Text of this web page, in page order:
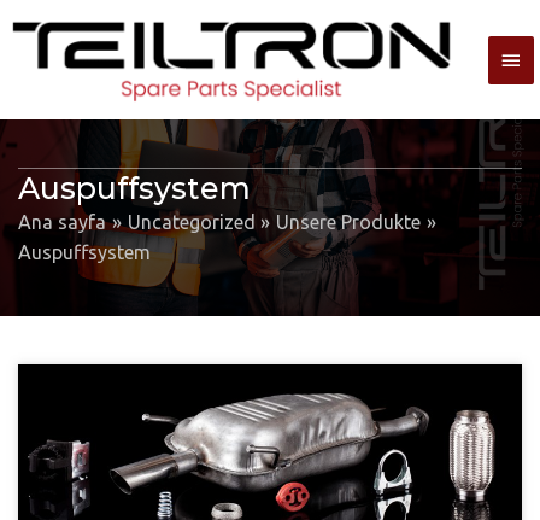
Ana
Auspuffsystem
Ana sayfa Uncategorized
Unsere Produkte
Auspuffsystem